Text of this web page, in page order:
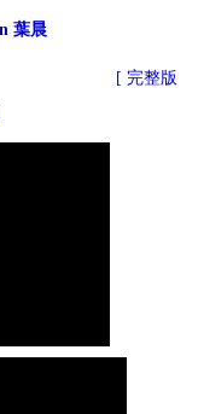
葉晨
完整版